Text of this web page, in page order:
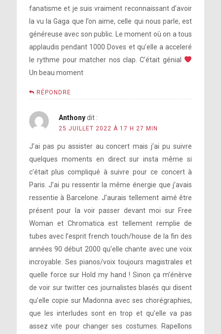
fanatisme et je suis vraiment reconnaissant d’avoir
la vu la Gaga que l’on aime, celle qui nous parle, est
généreuse avec son public. Le moment où on a tous
applaudis pendant 1000 Doves et qu’elle a acceleré
le rythme pour matcher nos clap. C’était génial
Un beau moment
RÉPONDRE
Anthony dit :
25 JUILLET 2022 À 17 H 27 MIN
J’ai pas pu assister au concert mais j’ai pu suivre
quelques moments en direct sur insta même si
c’était plus compliqué à suivre pour ce concert à
Paris. J’ai pu ressentir la même énergie que j’avais
ressentie à Barcelone. J’aurais tellement aimé être
présent pour la voir passer devant moi sur Free
Woman et Chromatica est tellement remplie de
tubes avec l’esprit french touch/house de la fin des
années 90 début 2000 qu’elle chante avec une voix
incroyable. Ses pianos/voix toujours magistrales et
quelle force sur Hold my hand ! Sinon ça m’énèrve
de voir sur twitter ces journalistes blasés qui disent
qu’elle copie sur Madonna avec ses chorégraphies,
que les interludes sont en trop et qu’elle va pas
assez vite pour changer ses costumes. Rapellons